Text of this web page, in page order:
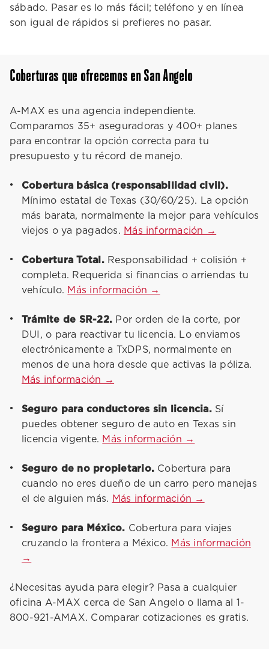
sábado. Pasar es lo más fácil; teléfono y en línea
son igual de rápidos si prefieres no pasar.
Coberturas que ofrecemos en San Angelo
A-MAX es una agencia independiente.
Comparamos 35+ aseguradoras y 400+ planes
para encontrar la opción correcta para tu
presupuesto y tu récord de manejo.
Cobertura básica (responsabilidad civil).
Mínimo estatal de Texas (30/60/25). La opción
más barata, normalmente la mejor para vehículos
viejos o ya pagados. Más información →
Cobertura Total.Responsabilidad + colisión +
completa. Requerida si financias o arriendas tu
vehículo. Más información →
Trámite de SR-22. Por orden de la corte, por
DUI, o para reactivar tu licencia. Lo enviamos
electrónicamente a TxDPS, normalmente en
menos de una hora desde que activas la póliza.
Más información →
Seguro para conductores sin licencia.Sí
puedes obtener seguro de auto en Texas sin
licencia vigente. Más información →
Seguro de no propietario. Cobertura para
cuando no eres dueño de un carro pero manejas
el de alguien más. Más información →
Seguro para México. Cobertura para viajes
cruzando la frontera a México. Más información
→
¿Necesitas ayuda para elegir? Pasa a cualquier
oficina A-MAX cerca de San Angelo o llama al 1-
800-921-AMAX. Comparar cotizaciones es gratis.